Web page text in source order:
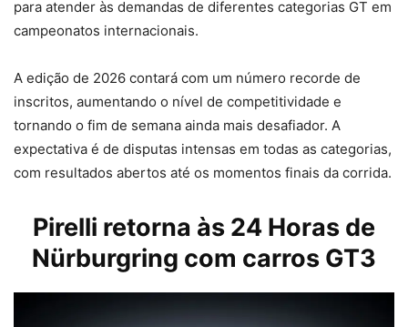
para atender às demandas de diferentes categorias GT em
campeonatos internacionais.
A edição de 2026 contará com um número recorde de
inscritos, aumentando o nível de competitividade e
tornando o fim de semana ainda mais desafiador. A
expectativa é de disputas intensas em todas as categorias,
com resultados abertos até os momentos finais da corrida.
Pirelli retorna às 24 Horas de
Nürburgring com carros GT3